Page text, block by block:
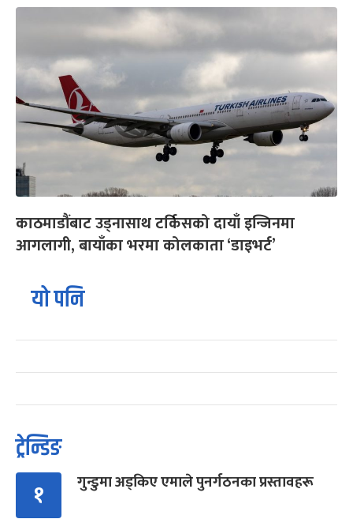
काठमाडौंबाट उड्नासाथ टर्किसको दायाँ इन्जिनमा
आगलागी, बायाँका भरमा कोलकाता ‘डाइभर्ट’
यो पनि
ट्रेन्डिङ
१ गुन्डुमा अड्किए एमाले पुनर्गठनका प्रस्तावहरू